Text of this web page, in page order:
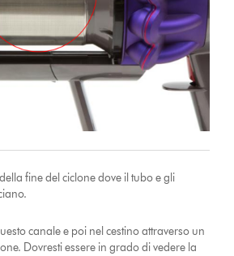
fine del ciclone dove il tubo e gli
canale e poi nel cestino attraverso un
Dovresti essere in grado di vedere la